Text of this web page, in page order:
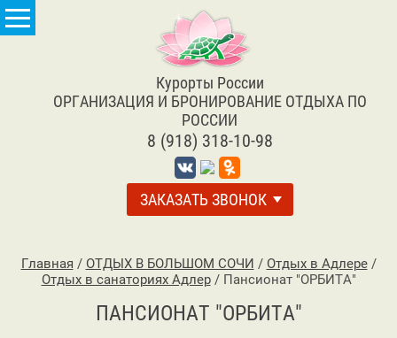
Курорты России
ОРГАНИЗАЦИЯ И БРОНИРОВАНИЕ ОТДЫХА ПО
РОССИИ
8 (918) 318-10-98
ЗАКАЗАТЬ ЗВОНОК
Главная / ОТДЫХ В БОЛЬШОМ СОЧИ / Отдых в Адлере/
Отдых в санаториях Адлер/ Пансионат "ОРБИТА"
ПАНСИОНАТ "ОРБИТА"